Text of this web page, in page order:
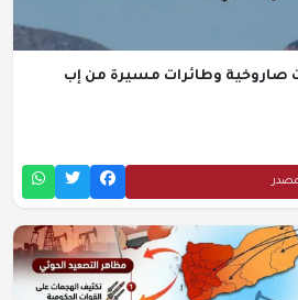
صاروخية وطائرات مسيرة من إب